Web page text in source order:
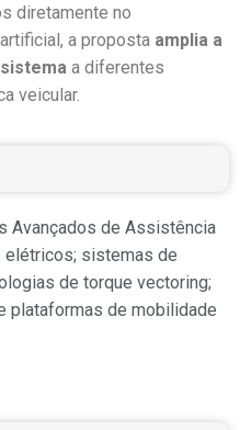
diretamente no
a proposta amplia a
a diferentes
veicular.
Avançados de Assistência
elétricos; sistemas de
de torque vectoring;
plataformas de mobilidade